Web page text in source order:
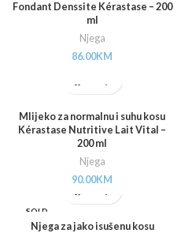
Fondant Denssite Kérastase – 200
ml
Njega
86.00KM
Mlijeko za normalnu i suhu kosu
Kérastase Nutritive Lait Vital –
200 ml
Njega
90.00KM
SOLD
OUT
Njega za jako isušenu kosu